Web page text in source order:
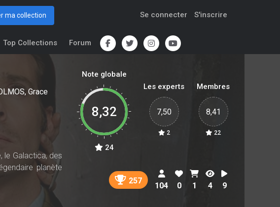
ma collection Se connecter S'inscrire
Top Collections Forum
, Grace
le Galactica, des
planète
Note globale
8,32
24
Les experts
7,50
2
Membres
8,41
22
257
104 0 1 4 9